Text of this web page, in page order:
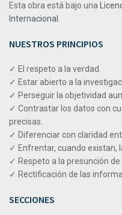
Esta obra está bajo una
Internacional .
NUESTROS PRINCIPIOS
✓ El respeto a la verdad.
✓ Estar abierto a la
✓ Perseguir la objetividad
✓ Contrastar los datos con
precisas.
✓ Diferenciar con claridad
✓ Enfrentar, cuando existan,
✓ Respeto a la presunción de
✓ Rectificación de las
SECCIONES